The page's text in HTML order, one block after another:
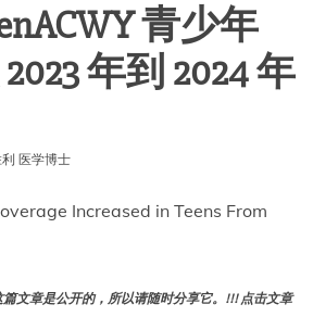
少
中
普
青少年
年到 2024 年
医学博士
Increased in Teens From
文章是公开的，所以请随时分享它。!!! 点击文章